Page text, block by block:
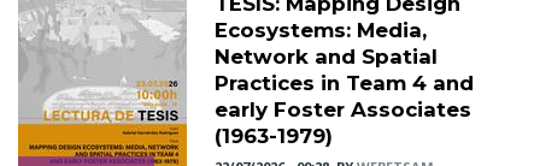
Ecosystems: Media,
Network and Spatial
Practices in Team 4 and
early Foster Associates
(1963-1979)